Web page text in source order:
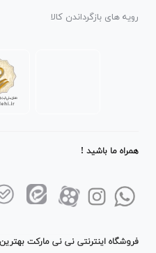
رویه های بازگرداندن کالا
همراه ما باشید !
فروشگاه اینترنتی نی نی مارکت